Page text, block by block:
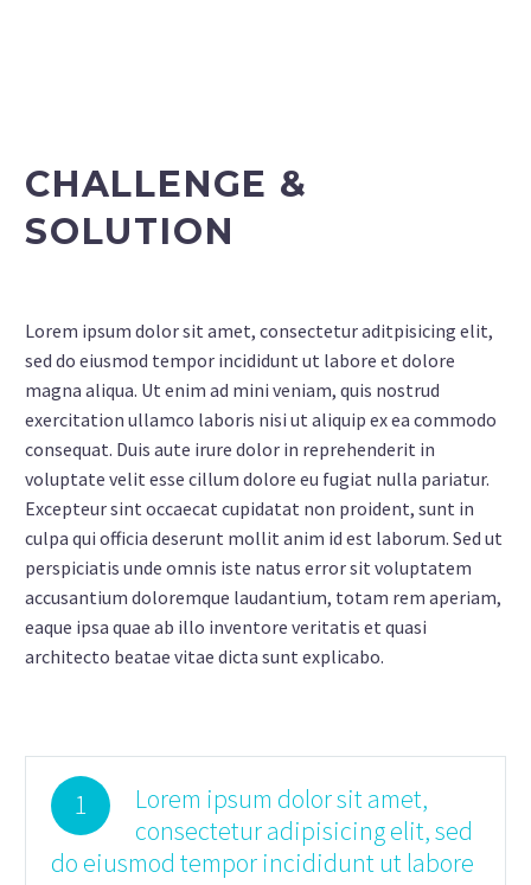
CHALLENGE &
SOLUTION
Lorem ipsum dolor sit amet, consectetur aditpisicing elit,
sed do eiusmod tempor incididunt ut labore et dolore
magna aliqua. Ut enim ad mini veniam, quis nostrud
exercitation ullamco laboris nisi ut aliquip ex ea commodo
consequat. Duis aute irure dolor in reprehenderit in
voluptate velit esse cillum dolore eu fugiat nulla pariatur.
Excepteur sint occaecat cupidatat non proident, sunt in
culpa qui officia deserunt mollit anim id est laborum. Sed ut
perspiciatis unde omnis iste natus error sit voluptatem
accusantium doloremque laudantium, totam rem aperiam,
eaque ipsa quae ab illo inventore veritatis et quasi
architecto beatae vitae dicta sunt explicabo.
1
Lorem ipsum dolor sit amet,
consectetur adipisicing elit, sed
do eiusmod tempor incididunt ut labore